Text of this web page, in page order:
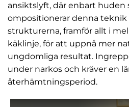
ansiktslyft, där enbart huden
ompositionerar denna
strukturerna, framför allt i
käklinje, för att uppnå mer
ungdomliga resultat.
under narkos och kräver en
återhämtningsperiod.